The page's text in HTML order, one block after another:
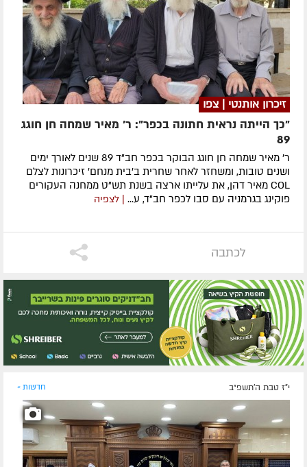
זיכרון אותנטי | צפו
"כך הייתה נראית חתונה בכפר": ר' מאיר שמחה חן חוגג
89
ר' מאיר שמחה חן חוגג הבוקר בכפר חב"ד 89 שנים לאורך ימים
ושנים טובות, ומשחזר לאחר שחרית ב'בית מנחם' זיכרונות לצלם
COL מאיר דהן, את עלייתו ארצה בשנת תש"ט ממחנה העקורים
פוקינג בגרמניה עם סבו לכפר חב"ד, ע... | לצפיה
לכתבה
י"ז טבת ה׳תשפ״ב חדשות »